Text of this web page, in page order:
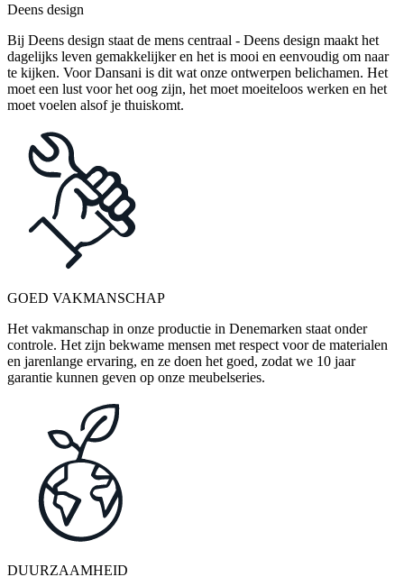
Deens design
Bij Deens design staat de mens centraal - Deens design maakt het
dagelijks leven gemakkelijker en het is mooi en eenvoudig om naar
te kijken. Voor Dansani is dit wat onze ontwerpen belichamen. Het
moet een lust voor het oog zijn, het moet moeiteloos werken en het
moet voelen alsof je thuiskomt.
GOED VAKMANSCHAP
Het vakmanschap in onze productie in Denemarken staat onder
controle. Het zijn bekwame mensen met respect voor de materialen
en jarenlange ervaring, en ze doen het goed, zodat we 10 jaar
garantie kunnen geven op onze meubelseries.
DUURZAAMHEID